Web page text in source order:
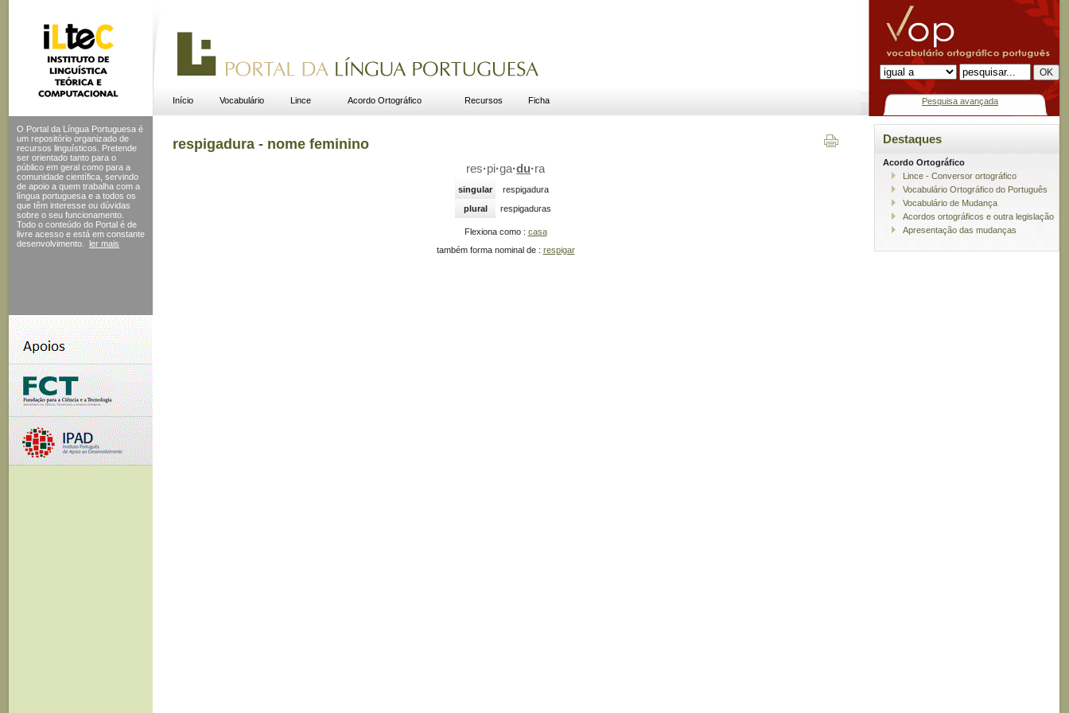
Início Vocabulário Lince Acordo Ortográfico Recursos Ficha Pesquisa avançada
O Portal da Língua Portuguesa é
um repositório organizado de
recursos linguísticos. Pretende
ser orientado tanto para o
público em geral como para a
comunidade científica, servindo
de apoio a quem trabalha com a
língua portuguesa e a todos os
que têm interesse ou dúvidas
sobre o seu funcionamento.
Todo o conteúdo do Portal é de
livre acesso e está em constante
desenvolvimento.
ler mais
respigadura - nome feminino
res·pi·ga·du·ra
singular
respigadura
plural
respigaduras
Flexiona como : casa
também forma nominal de : respigar
Destaques
Acordo Ortográfico
Lince - Conversor ortográfico
Vocabulário Ortográfico do Português
Vocabulário de Mudança
Acordos ortográficos e outra legislação
Apresentação das mudanças